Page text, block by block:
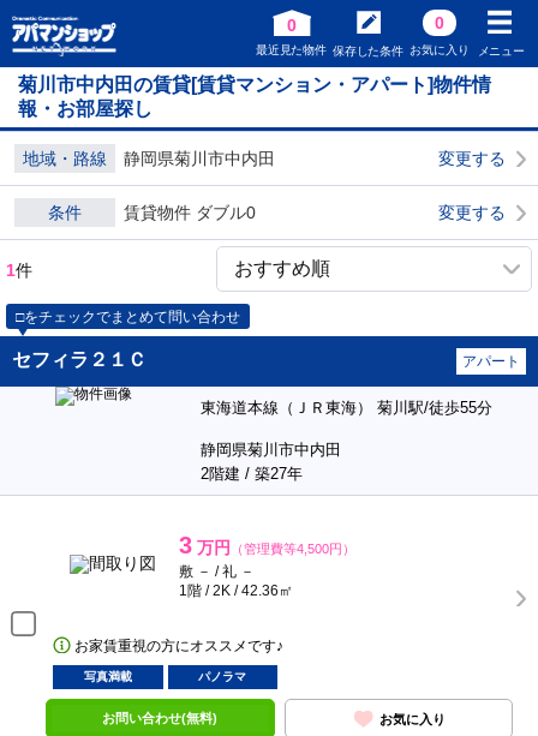
0
最近見た物件 保存した条件
0
お気に入り メニュー
菊川市中内田の賃貸[賃貸マンション・アパート]物件情
報・お部屋探し
地域・路線 静岡県菊川市中内田 変更する
条件 賃貸物件 ダブル0 変更する
1件
□をチェックでまとめて問い合わせ
セフィラ２１Ｃ アパート
東海道本線（ＪＲ東海） 菊川駅/徒歩55分
静岡県菊川市中内田
2階建 / 築27年
3 万円 （管理費等4,500円）
敷 － / 礼 －
1階 / 2K / 42.36㎡
お家賃重視の方にオススメです♪
写真満載 パノラマ
お問い合わせ(無料) お気に入り